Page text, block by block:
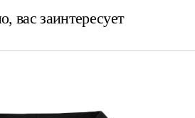
вас заинтересует